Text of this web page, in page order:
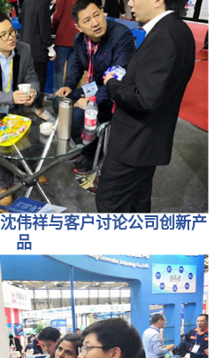
伟祥与客户讨论公司创新产
品